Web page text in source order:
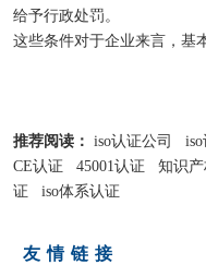
给予行政处罚。
这些条件对于企业来言，基
推荐阅读： iso认证公司
CE认证
45001认证 知识
证
iso体系认证
友情链接